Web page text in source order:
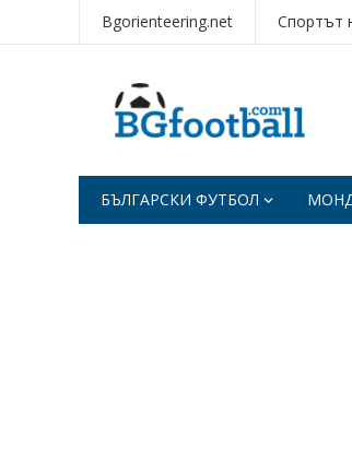
Bgorienteering.net Спортът
БЪЛГАРСКИ ФУТБОЛ